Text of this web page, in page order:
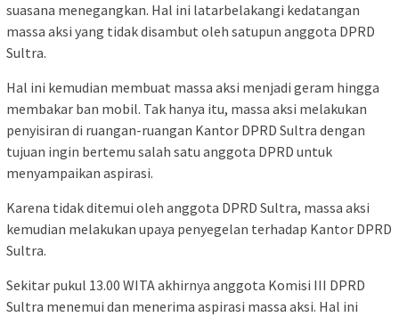
suasana menegangkan. Hal ini latarbelakangi kedatangan
massa aksi yang tidak disambut oleh satupun anggota DPRD
Sultra.
Hal ini kemudian membuat massa aksi menjadi geram hingga
membakar ban mobil. Tak hanya itu, massa aksi melakukan
penyisiran di ruangan-ruangan Kantor DPRD Sultra dengan
tujuan ingin bertemu salah satu anggota DPRD untuk
menyampaikan aspirasi.
Karena tidak ditemui oleh anggota DPRD Sultra, massa aksi
kemudian melakukan upaya penyegelan terhadap Kantor DPRD
Sultra.
Sekitar pukul 13.00 WITA akhirnya anggota Komisi III DPRD
Sultra menemui dan menerima aspirasi massa aksi. Hal ini